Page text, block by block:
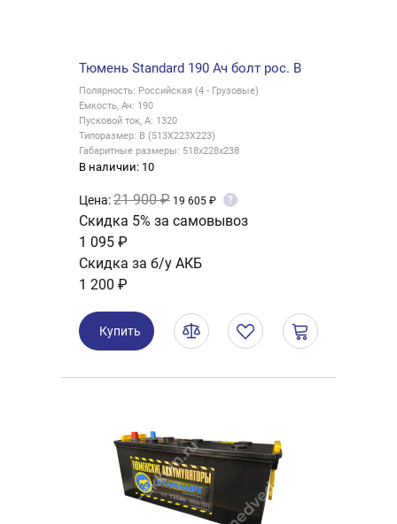
Тюмень Standard 190 Ач болт рос. B
Полярность: Российская (4 - Грузовые)
Емкость, Ач: 190
Пусковой ток, А: 1320
Типоразмер: B (513X223X223)
Габаритные размеры: 518x228x238
В наличии: 10
Цена:21 900 ₽ 19 605 ₽ ?
Скидка 5% за самовывоз
1 095 ₽
Скидка за б/у АКБ
1 200 ₽
Купить